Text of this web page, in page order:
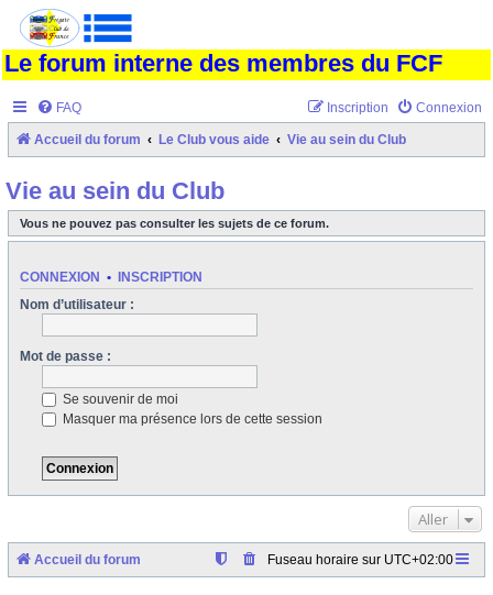
Le forum interne des membres du FCF
FAQ Connexion
Inscription
Accueil du forum Le Club vous aide Vie au sein du Club
Vie au sein du Club
Vous ne pouvez pas consulter les sujets de ce forum.
CONNEXION • INSCRIPTION
Nom d’utilisateur :
Mot de passe :
Se souvenir de moi
Masquer ma présence lors de cette session
Aller
Accueil du forum Fuseau horaire sur UTC+02:00